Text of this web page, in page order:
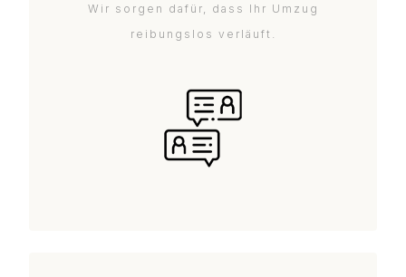
Wir sorgen dafür, dass Ihr Umzug
reibungslos verläuft.